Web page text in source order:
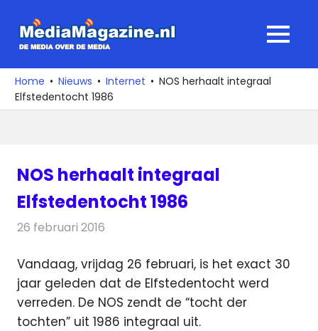
naar
media
over
de
MENU
Home Nieuws Internet
NOS herhaalt integraal
Elfstedentocht 1986
NOS herhaalt integraal
Elfstedentocht 1986
26 februari 2016
Vandaag, vrijdag 26 februari, is het exact 30
jaar geleden dat de Elfstedentocht werd
verreden. De NOS zendt de “tocht der
tochten” uit 1986 integraal uit.